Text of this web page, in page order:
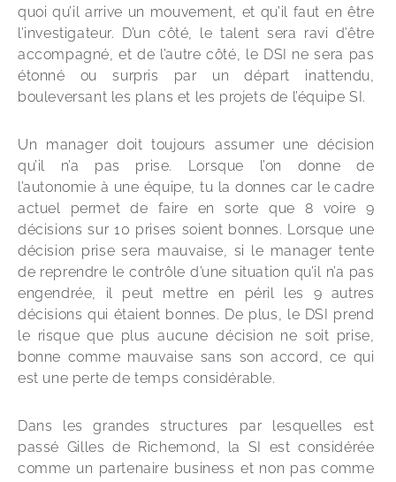
quoi qu’il arrive un mouvement, et qu’il faut en être
l’investigateur. D’un côté, le talent sera ravi d’être
accompagné, et de l’autre côté, le DSI ne sera pas
étonné ou surpris par un départ inattendu,
bouleversant les plans et les projets de l’équipe SI.
Un manager doit toujours assumer une décision
qu’il n’a pas prise. Lorsque l’on donne de
l’autonomie à une équipe, tu la donnes car le cadre
actuel permet de faire en sorte que 8 voire 9
décisions sur 10 prises soient bonnes. Lorsque une
décision prise sera mauvaise, si le manager tente
de reprendre le contrôle d’une situation qu’il n’a pas
engendrée, il peut mettre en péril les 9 autres
décisions qui étaient bonnes. De plus, le DSI prend
le risque que plus aucune décision ne soit prise,
bonne comme mauvaise sans son accord, ce qui
est une perte de temps considérable.
Dans les grandes structures par lesquelles est
passé Gilles de Richemond, la SI est considérée
comme un partenaire business et non pas comme